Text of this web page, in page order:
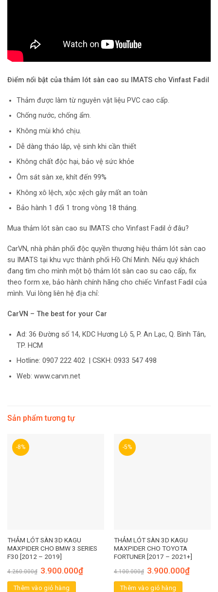
Điểm nổi bật của thảm lót sàn cao su IMATS cho Vinfast Fadil
Thảm được làm từ nguyên vật liệu PVC cao cấp.
Chống nước, chống ẩm.
Không mùi khó chịu.
Dễ dàng tháo lắp, vệ sinh khi cần thiết
Không chất độc hại, bảo vệ sức khỏe
Ôm sát sàn xe, khít đến 99%
Không xô lệch, xộc xệch gây mất an toàn
Bảo hành 1 đổi 1 trong vòng 18 tháng.
Mua thảm lót sàn cao su IMATS cho Vinfast Fadil ở đâu?
CarVN, nhà phân phối độc quyền thương hiệu thảm lót sàn cao
su IMATS tại khu vực thành phối Hồ Chí Minh. Nếu quý khách
đang tìm cho mình một bộ thảm lót sàn cao su cao cấp, fix
theo form xe, bảo hành chính hãng cho chiếc Vinfast Fadil của
mình. Vui lòng liên hệ địa chỉ:
CarVN – The best for your Car
Ad: 36 Đường số 14, KDC Hương Lộ 5, P. An Lạc, Q. Bình Tân,
TP. HCM
Hotline: 0907 222 402 | CSKH: 0933 547 498
Web: www.carvn.net
Sản phẩm tương tự
-8%
THẢM LÓT SÀN 3D KAGU
MAXPIDER CHO BMW 3 SERIES
F30 [2012 – 2019]
4.260.000₫ 3.900.000₫
Thêm vào giỏ hàng
-5%
THẢM LÓT SÀN 3D KAGU
MAXPIDER CHO TOYOTA
FORTUNER [2017 – 2021+]
4.100.000₫ 3.900.000₫
Thêm vào giỏ hàng